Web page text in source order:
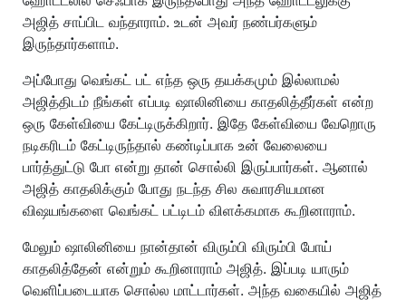
அஜித் சாப்பிட வந்தாராம். உடன் அவர் நண்பர்களும்
இருந்தார்களாம்.
அப்போது வெங்கட் பட் எந்த ஒரு தயக்கமும் இல்லாமல்
அஜித்திடம் நீங்கள் எப்படி ஷாலினியை காதலித்தீர்கள் என்ற
ஒரு கேள்வியை கேட்டிருக்கிறார். இதே கேள்வியை வேறொரு
நடிகரிடம் கேட்டிருந்தால் கண்டிப்பாக உன் வேலையை
பார்த்துட்டு போ என்று தான் சொல்லி இருப்பார்கள். ஆனால்
அஜித் காதலிக்கும் போது நடந்த சில சுவாரசியமான
விஷயங்களை வெங்கட் பட்டிடம் விளக்கமாக கூறினாராம்.
மேலும் ஷாலினியை நான்தான் விரும்பி விரும்பி போய்
காதலித்தேன் என்றும் கூறினாராம் அஜித். இப்படி யாரும்
வெளிப்படையாக சொல்ல மாட்டார்கள். அந்த வகையில் அஜித்